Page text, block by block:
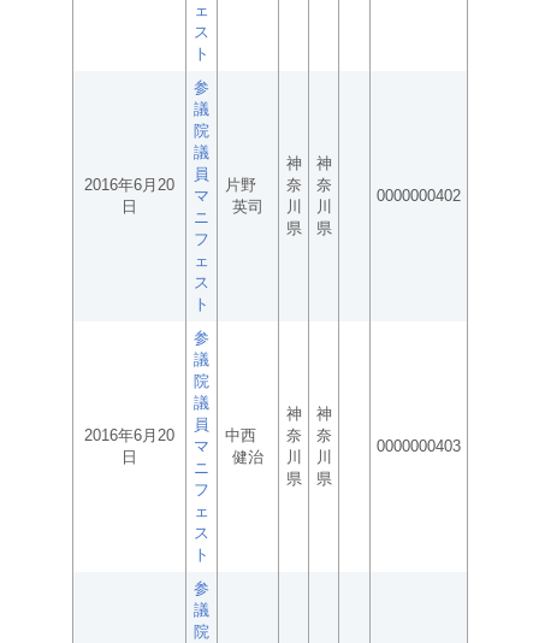
ェ
ス
ト
2016年6月20
日
参
議
院
議
員
マ
ニ
フ
ェ
ス
ト
片野
英司
神
奈
川
県
神
奈
川
県
0000000402
2016年6月20
日
参
議
院
議
員
マ
ニ
フ
ェ
ス
ト
中西
健治
神
奈
川
県
神
奈
川
県
0000000403
参
議
院